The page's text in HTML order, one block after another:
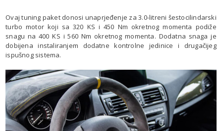
Ovaj tuning paket donosi unaprjeđenje za 3.0-litreni šestocilindarski
turbo motor koji sa 320 KS i 450 Nm okretnog momenta podiže
snagu na 400 KS i 560 Nm okretnog momenta. Dodatna snaga je
dobijena instaliranjem dodatne kontrolne jedinice i drugačijeg
ispušnog sistema.